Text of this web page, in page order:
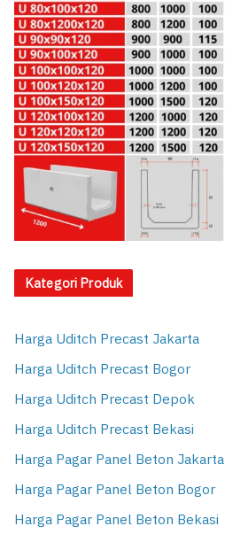
Kategori Produk
Harga Uditch Precast Jakarta
Harga Uditch Precast Bogor
Harga Uditch Precast Depok
Harga Uditch Precast Bekasi
Harga Pagar Panel Beton Jakarta
Harga Pagar Panel Beton Bogor
Harga Pagar Panel Beton Bekasi